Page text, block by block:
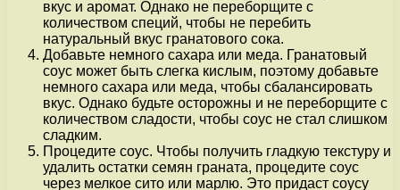
вкус и аромат. Однако не переборщите с
количеством специй, чтобы не перебить
натуральный вкус гранатового сока.
Добавьте немного сахара или меда. Гранатовый
соус может быть слегка кислым, поэтому добавьте
немного сахара или меда, чтобы сбалансировать
вкус. Однако будьте осторожны и не переборщите с
количеством сладости, чтобы соус не стал слишком
сладким.
Процедите соус. Чтобы получить гладкую текстуру и
удалить остатки семян граната, процедите соус
через мелкое сито или марлю. Это придаст соусу